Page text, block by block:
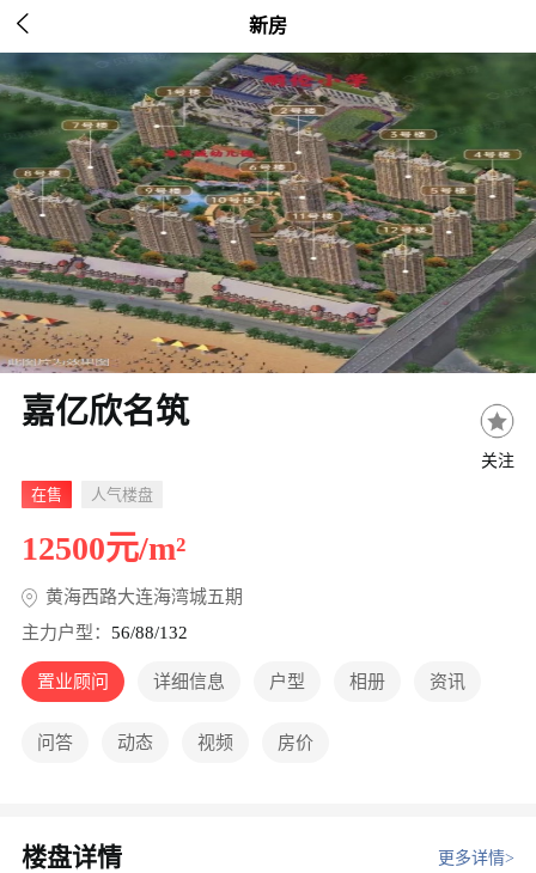
 新房
嘉亿欣名筑
关注
在售
人气楼盘
12500元/m²
黄海西路大连海湾城五期
主力户型： 56/88/132
置业顾问 详细信息 户型 相册 资讯
问答 动态 视频 房价
楼盘详情 更多详情>